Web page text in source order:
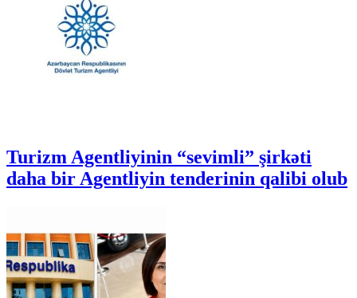
Turizm Agentliyinin “sevimli” şirkəti
daha bir Agentliyin tenderinin qalibi olub